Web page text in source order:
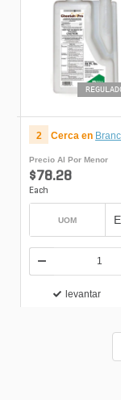
2 Cerca en
Precio Al Por Menor
$78.28
Each
UOM
levantar